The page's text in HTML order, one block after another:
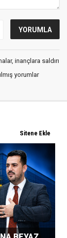
inançlara saldırı
yorumlar